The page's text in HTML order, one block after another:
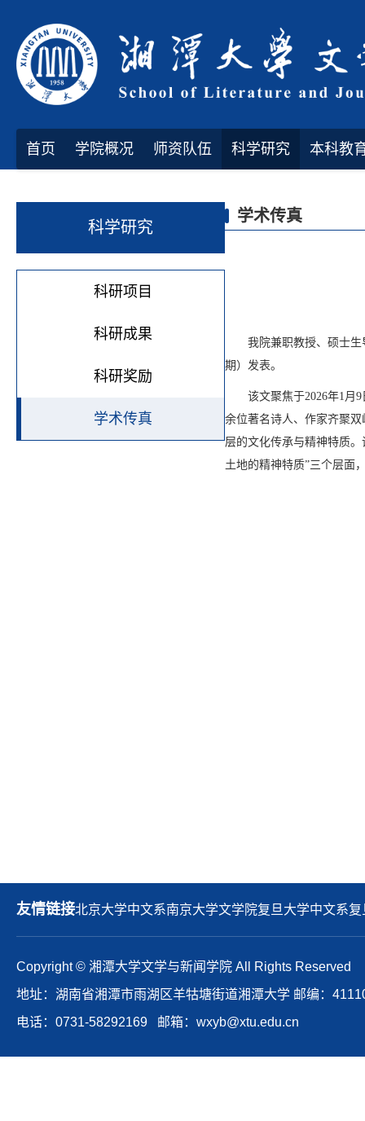
首页 学院概况 师资队伍 科学研究 本科教
科学研究
科研项目
科研成果
科研奖励
学术传真
学术传真
我院兼职教授、硕士
期 ） 发表。
该文聚焦于2026年1月 9
余位著名诗人、作家齐聚
层的文化传承与精神特质。
土地的精神特质”三个层面
友情链接北京大学中文系南京大学文学院复旦大学中文系复
Copyright © 湘潭大学文学与新闻学院 All Rights Reserved
地址：湖南省湘潭市雨湖区羊牯塘街道湘潭大学 邮编：
电话：0731-58292169 邮箱：wxyb@xtu.edu.cn